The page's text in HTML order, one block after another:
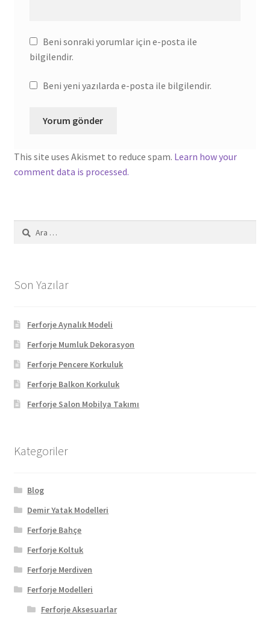
Beni sonraki yorumlar için e-posta ile
bilgilendir.
Beni yeni yazılarda e-posta ile bilgilendir.
This site uses Akismet to reduce spam. Learn how your
comment data is processed.
Arama:
Son Yazılar
Ferforje Aynalık Modeli
Ferforje Mumluk Dekorasyon
Ferforje Pencere Korkuluk
Ferforje Balkon Korkuluk
Ferforje Salon Mobilya Takımı
Kategoriler
Blog
Demir Yatak Modelleri
Ferforje Bahçe
Ferforje Koltuk
Ferforje Merdiven
Ferforje Modelleri
Ferforje Aksesuarlar